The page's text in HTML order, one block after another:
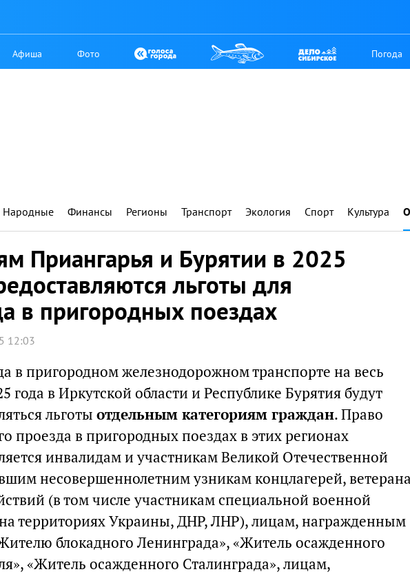
Афиша Фото Погода
Народные Финансы Регионы Транспорт Экология Спорт Культура
Приангарья и Бурятии в 2025
льготы для
в пригородных поездах
12:03
в пригородном железнодорожном транспорте на весь
года в Иркутской области и Республике Бурятия будут
льготы отдельным категориям граждан. Право
проезда в пригородных поездах в этих регионах
инвалидам и участникам Великой Отечественной
несовершеннолетним узникам концлагерей,
(в том числе участникам специальной военной
территориях Украины, ДНР, ЛНР), лицам, награжденным
блокадного Ленинграда», «Житель осажденного
«Житель осажденного Сталинграда», лицам,